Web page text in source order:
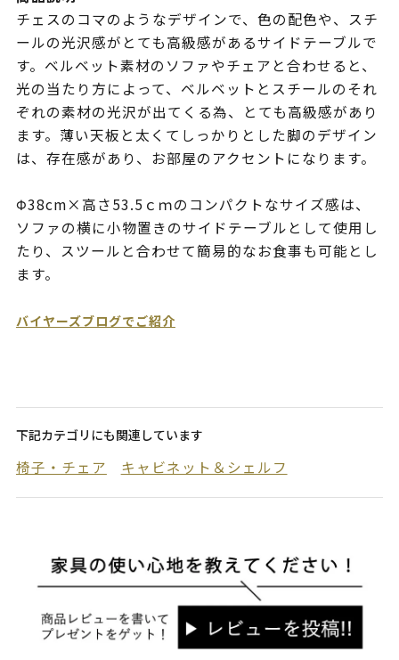
チェスのコマのようなデザインで、色の配色や、スチ
ールの光沢感がとても高級感があるサイドテーブルで
す。ベルベット素材のソファやチェアと合わせると、
光の当たり方によって、ベルベットとスチールのそれ
ぞれの素材の光沢が出てくる為、とても高級感があり
ます。薄い天板と太くてしっかりとした脚のデザイン
は、存在感があり、お部屋のアクセントになります。
Φ38cm×高さ53.5ｃｍのコンパクトなサイズ感は、
ソファの横に小物置きのサイドテーブルとして使用し
たり、スツールと合わせて簡易的なお食事も可能とし
ます。
バイヤーズブログでご紹介
下記カテゴリにも関連しています
椅子・チェア キャビネット＆シェルフ